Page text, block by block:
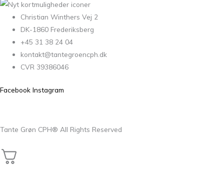
Christian Winthers Vej 2
DK-1860 Frederiksberg
+45 31 38 24 04
kontakt@tantegroencph.dk
CVR 39386046
Facebook Instagram
Tante Grøn CPH® All Rights Reserved